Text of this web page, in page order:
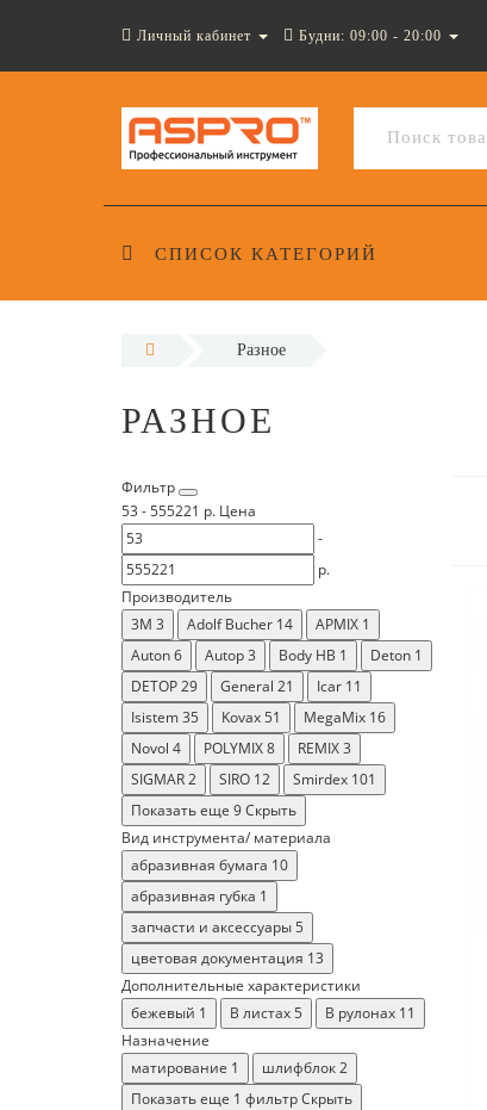
Личный кабинет Будни: 09:00 - 20:00
СПИСОК КАТЕГОРИЙ
Разное
РАЗНОЕ
Фильтр
53 -555221 р. Цена
-
р.
Производитель
3M 3 Adolf Bucher 14 APMIX 1
Auton6 Autop3 Body HB 1 Deton 1
DETOP29 General 21 Icar 11
Isistem35 Kovax51 MegaMix 16
Novol 4 POLYMIX8 REMIX3
SIGMAR2 SIRO 12 Smirdex 101
Показать еще 9Скрыть
Вид инструмента/ материала
абразивная бумага 10
абразивная губка 1
запчасти и аксессуары5
цветовая документация 13
Дополнительные характеристики
бежевый 1 В листах5 В рулонах 11
Назначение
матирование 1 шлифблок2
Показать еще 1 фильтрСкрыть